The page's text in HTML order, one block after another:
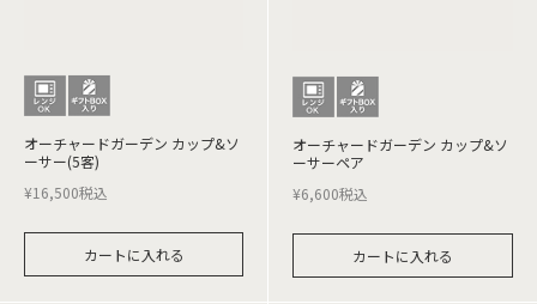
オーチャードガーデン カップ&ソ
ーサー(5客)
¥16,500税込
カートに入れる
オーチャードガーデン カップ&ソ
ーサーペア
¥6,600税込
カートに入れる